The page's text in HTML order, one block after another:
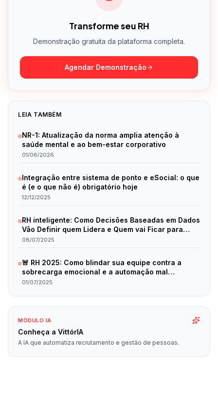
Transforme seu RH
Demonstração gratuita da plataforma completa.
Agendar Demonstração
LEIA TAMBÉM
NR-1: Atualização da norma amplia atenção à
saúde mental e ao bem-estar corporativo
01/06/2026
Integração entre sistema de ponto e eSocial: o que
é (e o que não é) obrigatório hoje
12/12/2025
RH inteligente: Como Decisões Baseadas em Dados
Vão Definir quem Lidera e Quem vai Ficar para
Trás em 2025
08/07/2025
🚨 RH 2025: Como blindar sua equipe contra a
sobrecarga emocional e a automação mal
planejada
01/07/2025
MÓDULO IA
Conheça a VittórIA
A IA que automatiza recrutamento e gestão de pessoas.